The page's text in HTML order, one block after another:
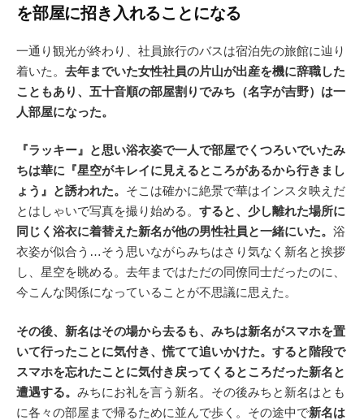
を部屋に招き入れることになる
一通り観光が終わり、社員旅行のバスは宿泊先の旅館に辿り
着いた。 去年までいた女性社員の片山が出産を機に辞職した
こともあり、五十音順の部屋割りでみち（名字が吉野）は一
人部屋になった。
『ラッキー』と思い浴衣姿で一人で部屋でくつろいでいたみ
ちは華に『星空がキレイに見えるところがあるから行きまし
ょう』と誘われた。 そこは確かに絶景で華はインスタ映えだ
とはしゃいで写真を撮り始める。 すると、少し離れた場所に
同じく浴衣に着替えた新名が他の男性社員と一緒にいた。 浴
衣姿が似合う…そう思いながらみちはさり気なく新名と挨拶
し、星空を眺める。去年まではただの同僚同士だったのに、
今こんな関係になっていることが不思議に思えた。
その後、新名はその場から去るも、みちは新名がスマホを置
いて行ったことに気付き、慌てて追いかけた。すると階段で
スマホを忘れたことに気付き戻ってくるところだった新名と
遭遇する。 みちにお礼を言う新名。その後みちと新名はとも
に各々の部屋まで帰るために並んで歩く。その途中で新名は